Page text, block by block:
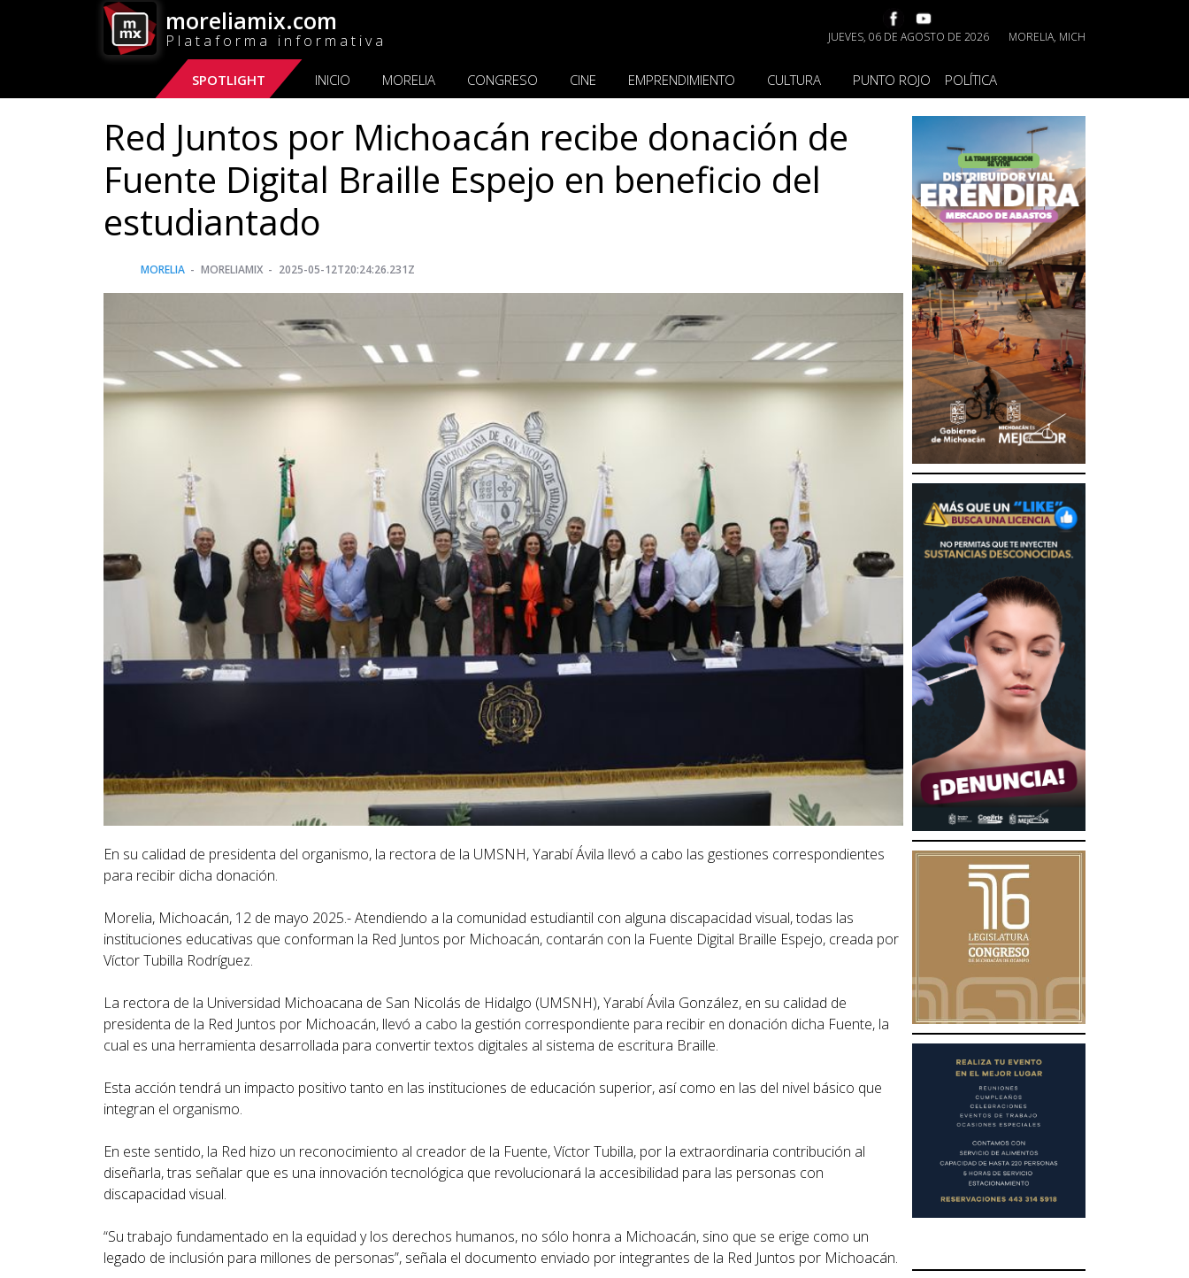
moreliamix.com
Plataforma informativa JUEVES, 06 DE AGOSTO DE 2026 MORELIA, MICH
SPOTLIGHT INICIO MORELIA CONGRESO CINE EMPRENDIMIENTO CULTURA PUNTO ROJO POLÍTICA
Red Juntos por Michoacán recibe donación de
Fuente Digital Braille Espejo en beneficio del
estudiantado
MORELIA MORELIAMIX 2025-05-12T20:24:26.231Z
En su calidad de presidenta del organismo, la rectora de la UMSNH, Yarabí Ávila llevó a cabo las gestiones correspondientes
para recibir dicha donación.
Morelia, Michoacán, 12 de mayo 2025.- Atendiendo a la comunidad estudiantil con alguna discapacidad visual, todas las
instituciones educativas que conforman la Red Juntos por Michoacán, contarán con la Fuente Digital Braille Espejo, creada por
Víctor Tubilla Rodríguez.
La rectora de la Universidad Michoacana de San Nicolás de Hidalgo (UMSNH), Yarabí Ávila González, en su calidad de
presidenta de la Red Juntos por Michoacán, llevó a cabo la gestión correspondiente para recibir en donación dicha Fuente, la
cual es una herramienta desarrollada para convertir textos digitales al sistema de escritura Braille.
Esta acción tendrá un impacto positivo tanto en las instituciones de educación superior, así como en las del nivel básico que
integran el organismo.
En este sentido, la Red hizo un reconocimiento al creador de la Fuente, Víctor Tubilla, por la extraordinaria contribución al
diseñarla, tras señalar que es una innovación tecnológica que revolucionará la accesibilidad para las personas con
discapacidad visual.
“Su trabajo fundamentado en la equidad y los derechos humanos, no sólo honra a Michoacán, sino que se erige como un
legado de inclusión para millones de personas”, señala el documento enviado por integrantes de la Red Juntos por Michoacán.